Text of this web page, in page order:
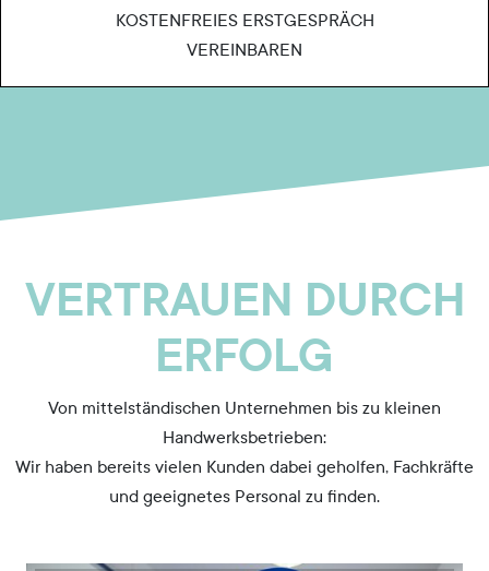
KOSTENFREIES ERSTGESPRÄCH
VEREINBAREN
VERTRAUEN DURCH
ERFOLG
Von mittelständischen Unternehmen bis zu kleinen
Handwerksbetrieben:
Wir haben bereits vielen Kunden dabei geholfen, Fachkräfte
und geeignetes Personal zu finden.